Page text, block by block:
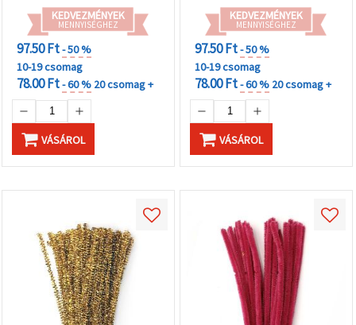
KEDVEZMÉNYEK
MENNYISÉGHEZ
97.50 Ft- 50 %
10-19 csomag
78.00 Ft- 60 % 20 csomag +
VÁSÁROL
KEDVEZMÉNYEK
MENNYISÉGHEZ
97.50 Ft- 50 %
10-19 csomag
78.00 Ft- 60 % 20 csomag +
VÁSÁROL